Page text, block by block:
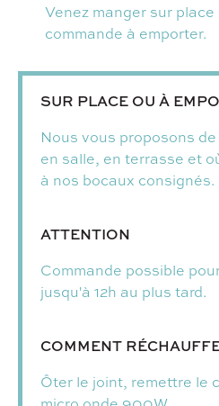
Venez manger sur
commande à emporter.
SUR PLACE OU À
Nous vous proposons
en salle, en terrasse et
à nos bocaux consignés.
ATTENTION
Commande possible
jusqu'à 12h au plus tard.
COMMENT
Ôter le joint, remettre le